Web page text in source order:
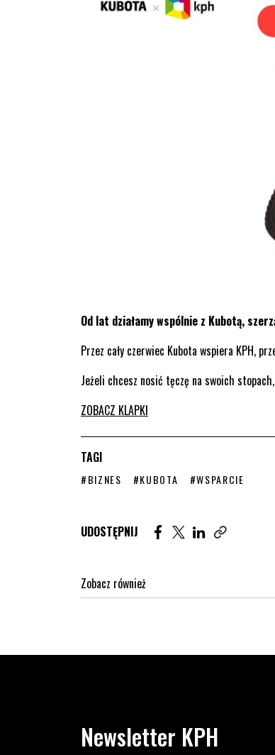
Od lat działamy wspólnie z Kubotą,
Przez cały czerwiec Kubota wspiera KPH,
Jeżeli chcesz nosić tęczę na swoich
ZOBACZ KLAPKI
TAGI
STRONA TAGU WPISÓW
#BIZNES STRONA TAGU WPISÓW
#KUBOTA STRONA TAGU
#WSPARCIE
UDOSTĘPNIJ Udostępnij artykuł na
Udostępnij artykuł
Udostępnij
Zobacz również
Newsletter KPH